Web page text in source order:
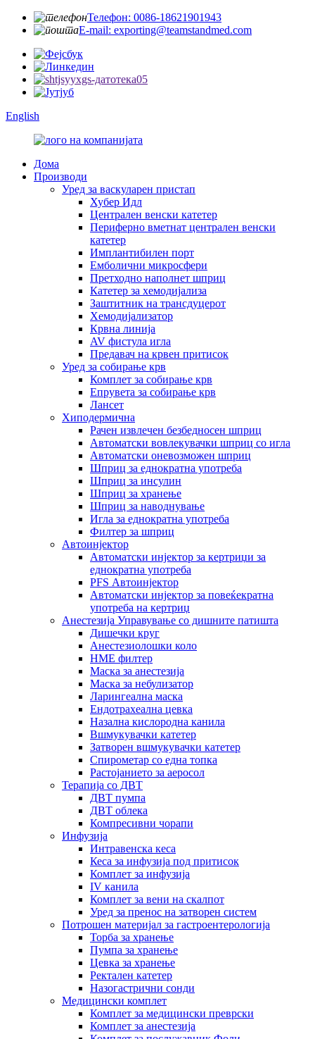
Телефон: 0086-18621901943
E-mail: exporting@teamstandmed.com
English
Дома
Производи
Уред за васкуларен пристап
Хубер Идл
Централен венски катетер
Периферно вметнат централен венски
катетер
Имплантибилен порт
Емболични микросфери
Претходно наполнет шприц
Катетер за хемодијализа
Заштитник на трансдуцерот
Хемодијализатор
Крвна линија
AV фистула игла
Предавач на крвен притисок
Уред за собирање крв
Комплет за собирање крв
Епрувета за собирање крв
Лансет
Хиподермична
Рачен извлечен безбедносен шприц
Автоматски вовлекувачки шприц со игла
Автоматски оневозможен шприц
Шприц за еднократна употреба
Шприц за инсулин
Шприц за хранење
Шприц за наводнување
Игла за еднократна употреба
Филтер за шприц
Автоинјектор
Автоматски инјектор за кертриџи за
еднократна употреба
PFS Автоинјектор
Автоматски инјектор за повеќекратна
употреба на кертриџ
Анестезија Управување со дишните патишта
Дишечки круг
Анестезиолошки коло
HME филтер
Маска за анестезија
Маска за небулизатор
Ларингеална маска
Ендотрахеална цевка
Назална кислородна канила
Вшмукувачки катетер
Затворен вшмукувачки катетер
Спирометар со една топка
Растојанието за аеросол
Терапија со ДВТ
ДВТ пумпа
ДВТ облека
Компресивни чорапи
Инфузија
Интравенска кеса
Кеса за инфузија под притисок
Комплет за инфузија
IV канила
Комплет за вени на скалпот
Уред за пренос на затворен систем
Потрошен материјал за гастроентерологија
Торба за хранење
Пумпа за хранење
Цевка за хранење
Ректален катетер
Назогастрични сонди
Медицински комплет
Комплет за медицински преврски
Комплет за анестезија